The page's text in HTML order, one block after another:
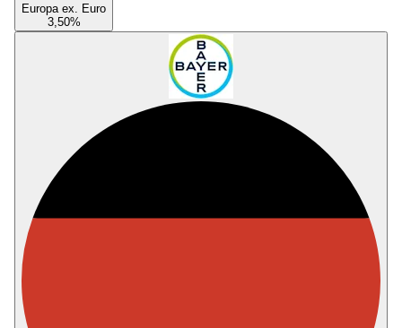
Europa ex. Euro
3,50%